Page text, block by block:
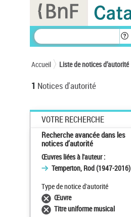
Accueil Liste de notices d’autorité
1 Notices d'autorité
VOTRE RECHERCHE
Recherche avancée dans les
notices d’autorité
Œuvres liées à l'auteur :
Temperton, Rod (1947-2016)
Type de notice d'autorité
Œuvre
Titre uniforme musical
Panneau de gestion des cookies